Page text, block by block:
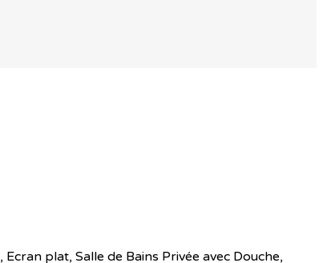
, Ecran plat, Salle de Bains Privée avec Douche,